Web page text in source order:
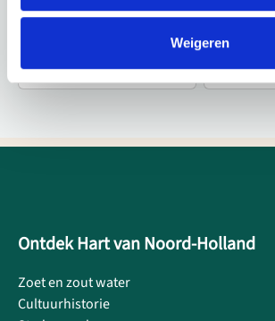
Weigeren
Ontdek Hart van Noord-Holland
Zoet en zout water
Cultuurhistorie